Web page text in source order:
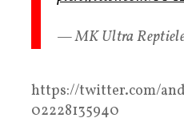
— MK Ultra
https://twitter.com/
02228135940